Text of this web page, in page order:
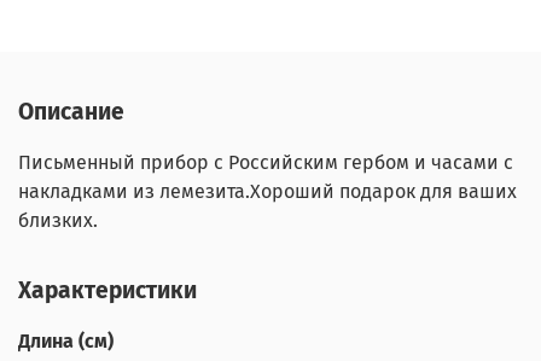
Описание
Письменный прибор с Российским гербом и часами с
накладками из лемезита.Хороший подарок для ваших
близких.
Характеристики
Длина (см)